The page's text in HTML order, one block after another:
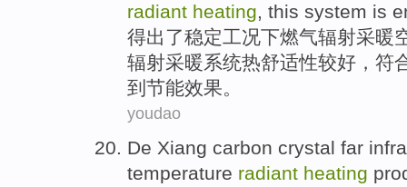
radiant heating, this system is
得出了稳定工况下燃气辐射采暖
辐射采暖系统热舒适性较好 ， 符
到 节能效果。
youdao
De Xiang carbon crystal far
temperature radiant heating